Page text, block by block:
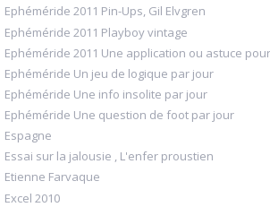
Ephéméride 2011 Pin-Ups, Gil Elvgren
Ephéméride 2011 Playboy vintage
Ephéméride 2011 Une application ou astuce
Ephéméride Un jeu de logique par jour
Ephéméride Une info insolite par jour
Ephéméride Une question de foot par jour
Espagne
Essai sur la jalousie , L'enfer proustien
Etienne Farvaque
Excel 2010